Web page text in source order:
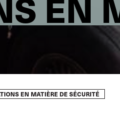
EN MATIÈRE DE SÉCURITÉ